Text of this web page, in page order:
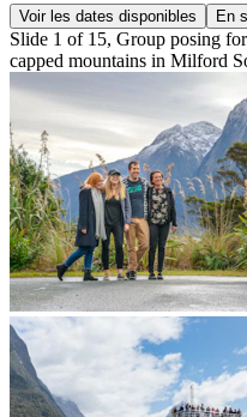
Voir les dates disponibles En
Slide 1 of 15, Group posing
capped mountains in Milford